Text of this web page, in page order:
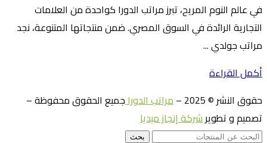
في عالم النوم المريح، تبرز مراتب الدورا كواحدة من العلامات
التجارية الرائدة في السوق المصري. ضمن منتجاتها المتنوعة، نجد
مراتب جولدي ...
أكمل القراءة
حقوق النشر © 2025 –
مراتب الدوراجميع الحقوق محفوظة –
تصميم و تطويرشركة إنجاز ميديا
بحث